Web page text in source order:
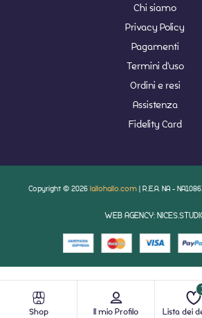
Shop Il mio Profilo Lista dei
Chi siamo
Privacy Policy
Pagamenti
Termini d'uso
Ordini e resi
Assistenza
Fidelity Card
Copyright © 2026 lallohallo.com | R.E.A. NA -
WEB AGENCY: